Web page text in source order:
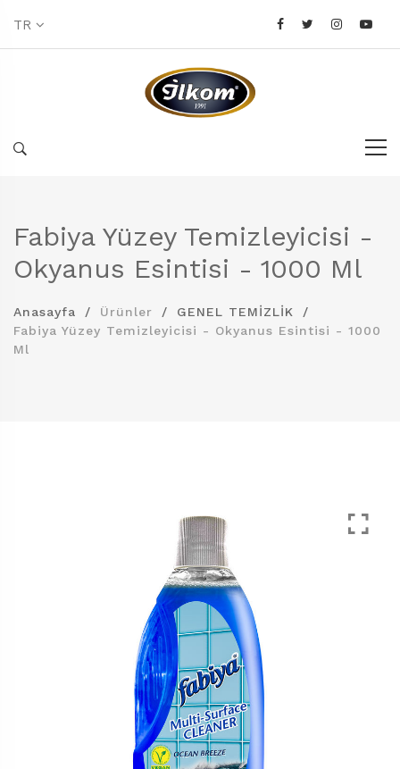
TR
Fabiya Yüzey Temizleyicisi -
Okyanus Esintisi - 1000 Ml
Anasayfa Ürünler
GENEL TEMİZLİK
Fabiya Yüzey Temizleyicisi - Okyanus Esintisi - 1000
Ml